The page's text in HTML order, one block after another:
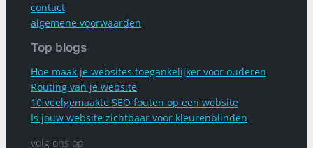
contact
algemene voorwaarden
Top blogs
Hoe maak je websites toegankelijker voor ouderen
Routing van je website
10 veelgemaakte SEO fouten op een website
Is jouw website zichtbaar voor kleurenblinden
volg ons op